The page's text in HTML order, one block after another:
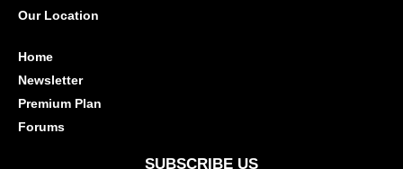
Our Location
Home
Newsletter
Premium Plan
Forums
SUBSCRIBE US